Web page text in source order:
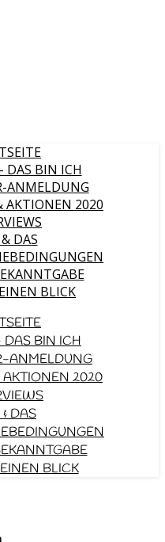
DAS BIN ICH
ANMELDUNG
AKTIONEN 2020
DAS
BLICK
DAS BIN ICH
ANMELDUNG
AKTIONEN 2020
DAS
BLICK